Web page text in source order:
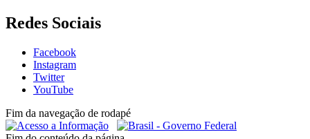
Redes Sociais
Facebook
Instagram
Twitter
YouTube
Fim da navegação de rodapé